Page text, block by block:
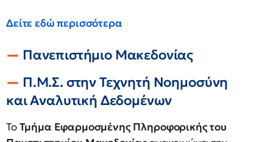
Δείτε εδώ περισσότερα
Πανεπιστήμιο Μακεδονίας
Π.Μ.Σ. στην Τεχνητή Νοημοσύνη
και Αναλυτική Δεδομένων
ΤοΤμήμα Εφαρμοσμένης Πληροφορικής του